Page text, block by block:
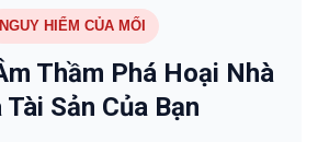
NGUY HIỂM CỦA MỐI
Thầm Phá Hoại Nhà
Tài Sản Của Bạn